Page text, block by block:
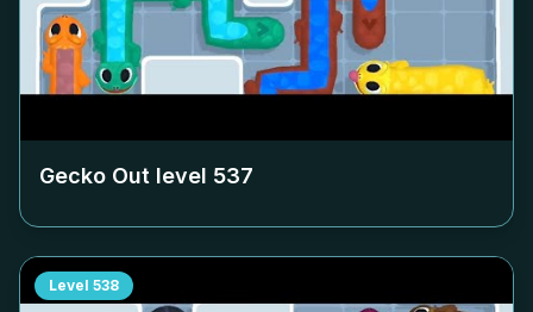
Gecko Out level 537
Level 538